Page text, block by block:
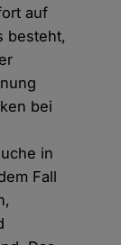
auf
besteht,
bei
in
Fall